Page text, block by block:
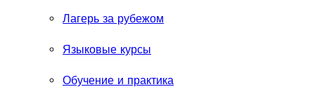
Лагерь за рубежом
Языковые курсы
Обучение и практика